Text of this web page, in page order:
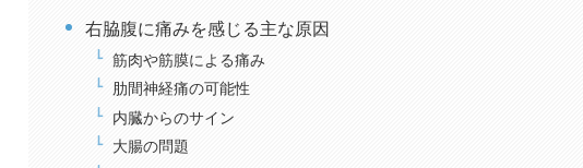
右脇腹に痛みを感じる主な原因
筋肉や筋膜による痛み
肋間神経痛の可能性
内臓からのサイン
大腸の問題